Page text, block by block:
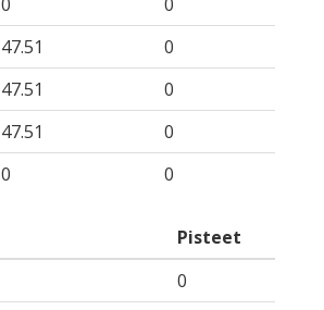
47.51
0
47.51
0
47.51
0
0 0
Pisteet
0